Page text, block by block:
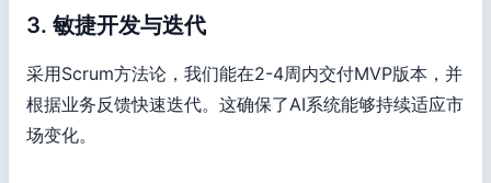
3. 敏捷开发与迭代
采用Scrum方法论，我们能在2-4周内交付MVP版本，并
根据业务反馈快速迭代。这确保了AI系统能够持续适应市
场变化。